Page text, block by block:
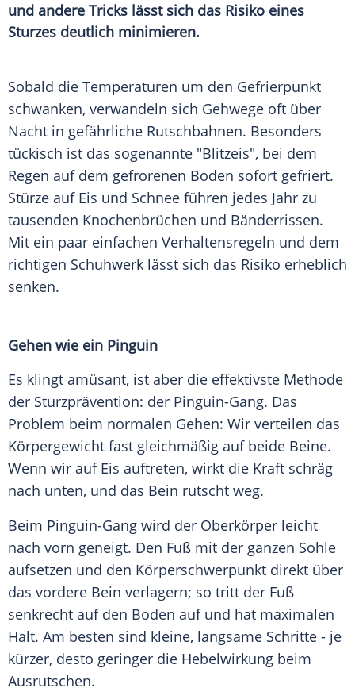
und andere Tricks lässt sich das Risiko eines
Sturzes deutlich minimieren.
Sobald die Temperaturen um den Gefrierpunkt
schwanken, verwandeln sich Gehwege oft über
Nacht in gefährliche Rutschbahnen. Besonders
tückisch ist das sogenannte "Blitzeis", bei dem
Regen auf dem gefrorenen Boden sofort gefriert.
Stürze auf Eis und Schnee führen jedes Jahr zu
tausenden Knochenbrüchen und Bänderrissen.
Mit ein paar einfachen Verhaltensregeln und dem
richtigen Schuhwerk lässt sich das Risiko erheblich
senken.
Gehen wie ein Pinguin
Es klingt amüsant, ist aber die effektivste Methode
der Sturzprävention: der Pinguin-Gang. Das
Problem beim normalen Gehen: Wir verteilen das
Körpergewicht fast gleichmäßig auf beide Beine.
Wenn wir auf Eis auftreten, wirkt die Kraft schräg
nach unten, und das Bein rutscht weg.
Beim Pinguin-Gang wird der Oberkörper leicht
nach vorn geneigt. Den Fuß mit der ganzen Sohle
aufsetzen und den Körperschwerpunkt direkt über
das vordere Bein verlagern; so tritt der Fuß
senkrecht auf den Boden auf und hat maximalen
Halt. Am besten sind kleine, langsame Schritte - je
kürzer, desto geringer die Hebelwirkung beim
Ausrutschen.